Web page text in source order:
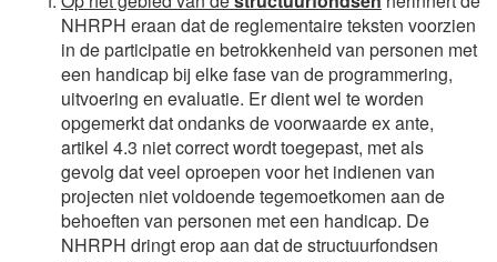
NHRPH eraan dat de reglementaire teksten voorzien
in de participatie en betrokkenheid van personen met
een handicap bij elke fase van de programmering,
uitvoering en evaluatie. Er dient wel te worden
opgemerkt dat ondanks de voorwaarde ex ante,
artikel 4.3 niet correct wordt toegepast, met als
gevolg dat veel oproepen voor het indienen van
projecten niet voldoende tegemoetkomen aan de
behoeften van personen met een handicap. De
NHRPH dringt erop aan dat de structuurfondsen